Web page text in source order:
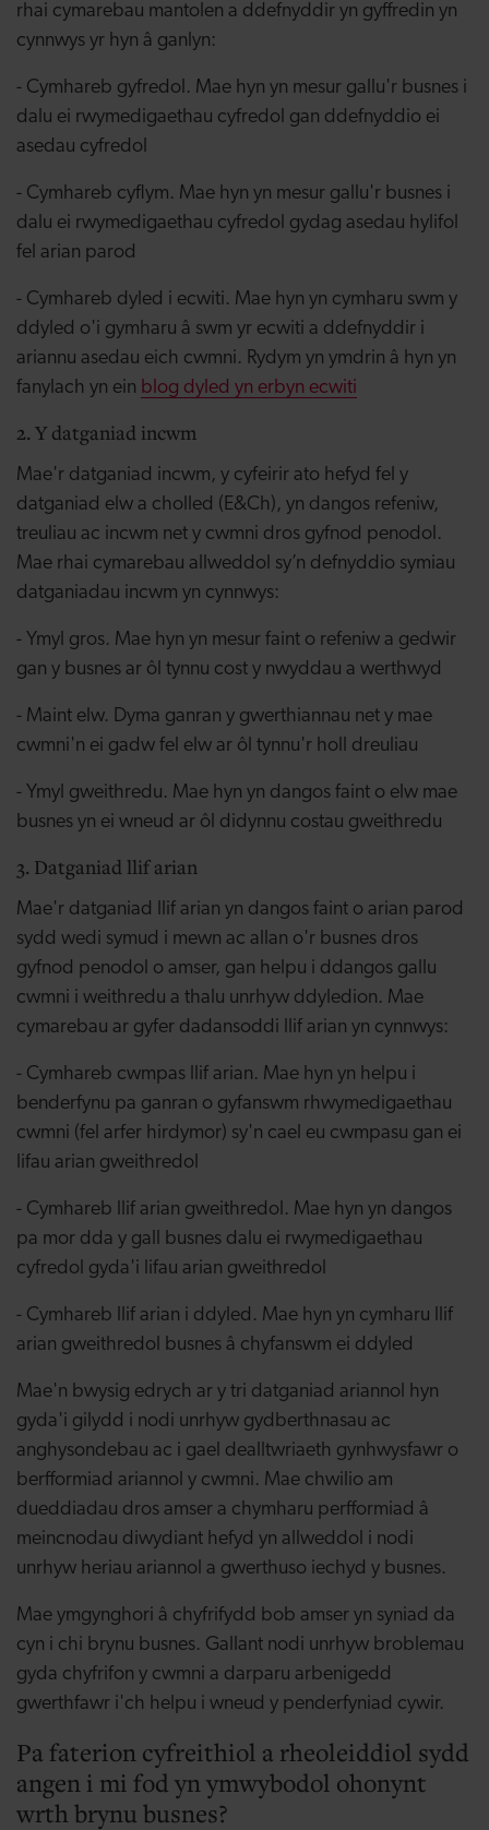
rhai cymarebau mantolen a ddefnyddir yn gyffredin yn
cynnwys yr hyn â ganlyn:
- Cymhareb gyfredol. Mae hyn yn mesur gallu'r busnes i
dalu ei rwymedigaethau cyfredol gan ddefnyddio ei
asedau cyfredol
- Cymhareb cyflym. Mae hyn yn mesur gallu'r busnes i
dalu ei rwymedigaethau cyfredol gydag asedau hylifol
fel arian parod
- Cymhareb dyled i ecwiti. Mae hyn yn cymharu swm y
ddyled o'i gymharu â swm yr ecwiti a ddefnyddir i
ariannu asedau eich cwmni. Rydym yn ymdrin â hyn yn
fanylach yn ein blog dyled yn erbyn ecwiti
2. Y datganiad incwm
Mae'r datganiad incwm, y cyfeirir ato hefyd fel y
datganiad elw a cholled (E&Ch), yn dangos refeniw,
treuliau ac incwm net y cwmni dros gyfnod penodol.
Mae rhai cymarebau allweddol sy’n defnyddio symiau
datganiadau incwm yn cynnwys:
- Ymyl gros. Mae hyn yn mesur faint o refeniw a gedwir
gan y busnes ar ôl tynnu cost y nwyddau a werthwyd
- Maint elw. Dyma ganran y gwerthiannau net y mae
cwmni'n ei gadw fel elw ar ôl tynnu'r holl dreuliau
- Ymyl gweithredu. Mae hyn yn dangos faint o elw mae
busnes yn ei wneud ar ôl didynnu costau gweithredu
3. Datganiad llif arian
Mae'r datganiad llif arian yn dangos faint o arian parod
sydd wedi symud i mewn ac allan o'r busnes dros
gyfnod penodol o amser, gan helpu i ddangos gallu
cwmni i weithredu a thalu unrhyw ddyledion. Mae
cymarebau ar gyfer dadansoddi llif arian yn cynnwys:
- Cymhareb cwmpas llif arian. Mae hyn yn helpu i
benderfynu pa ganran o gyfanswm rhwymedigaethau
cwmni (fel arfer hirdymor) sy'n cael eu cwmpasu gan ei
lifau arian gweithredol
- Cymhareb llif arian gweithredol. Mae hyn yn dangos
pa mor dda y gall busnes dalu ei rwymedigaethau
cyfredol gyda'i lifau arian gweithredol
- Cymhareb llif arian i ddyled. Mae hyn yn cymharu llif
arian gweithredol busnes â chyfanswm ei ddyled
Mae'n bwysig edrych ar y tri datganiad ariannol hyn
gyda'i gilydd i nodi unrhyw gydberthnasau ac
anghysondebau ac i gael dealltwriaeth gynhwysfawr o
berfformiad ariannol y cwmni. Mae chwilio am
dueddiadau dros amser a chymharu perfformiad â
meincnodau diwydiant hefyd yn allweddol i nodi
unrhyw heriau ariannol a gwerthuso iechyd y busnes.
Mae ymgynghori â chyfrifydd bob amser yn syniad da
cyn i chi brynu busnes. Gallant nodi unrhyw broblemau
gyda chyfrifon y cwmni a darparu arbenigedd
gwerthfawr i'ch helpu i wneud y penderfyniad cywir.
Pa faterion cyfreithiol a rheoleiddiol sydd
angen i mi fod yn ymwybodol ohonynt
wrth brynu busnes?